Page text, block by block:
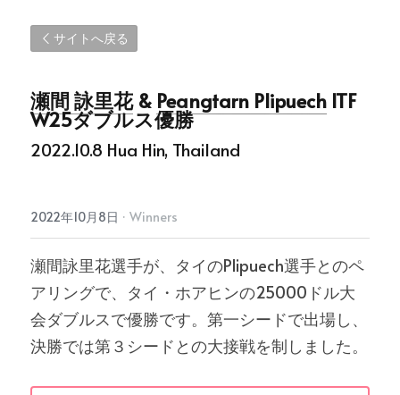
サイトへ戻る
瀬間 詠里花 & Peangtarn Plipuech ITF
W25ダブルス優勝
2022.10.8 Hua Hin, Thailand
2022年10月8日 · Winners
瀬間詠里花選手が、タイのPlipuech選手とのペ
アリングで、タイ・ホアヒンの25000ドル大
会ダブルスで優勝です。第一シードで出場し、
決勝では第３シードとの大接戦を制しました。